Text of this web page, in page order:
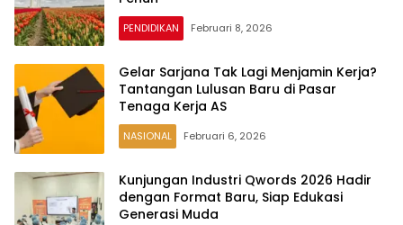
PENDIDIKAN Februari 8, 2026
Gelar Sarjana Tak Lagi Menjamin Kerja?
Tantangan Lulusan Baru di Pasar
Tenaga Kerja AS
NASIONAL Februari 6, 2026
Kunjungan Industri Qwords 2026 Hadir
dengan Format Baru, Siap Edukasi
Generasi Muda